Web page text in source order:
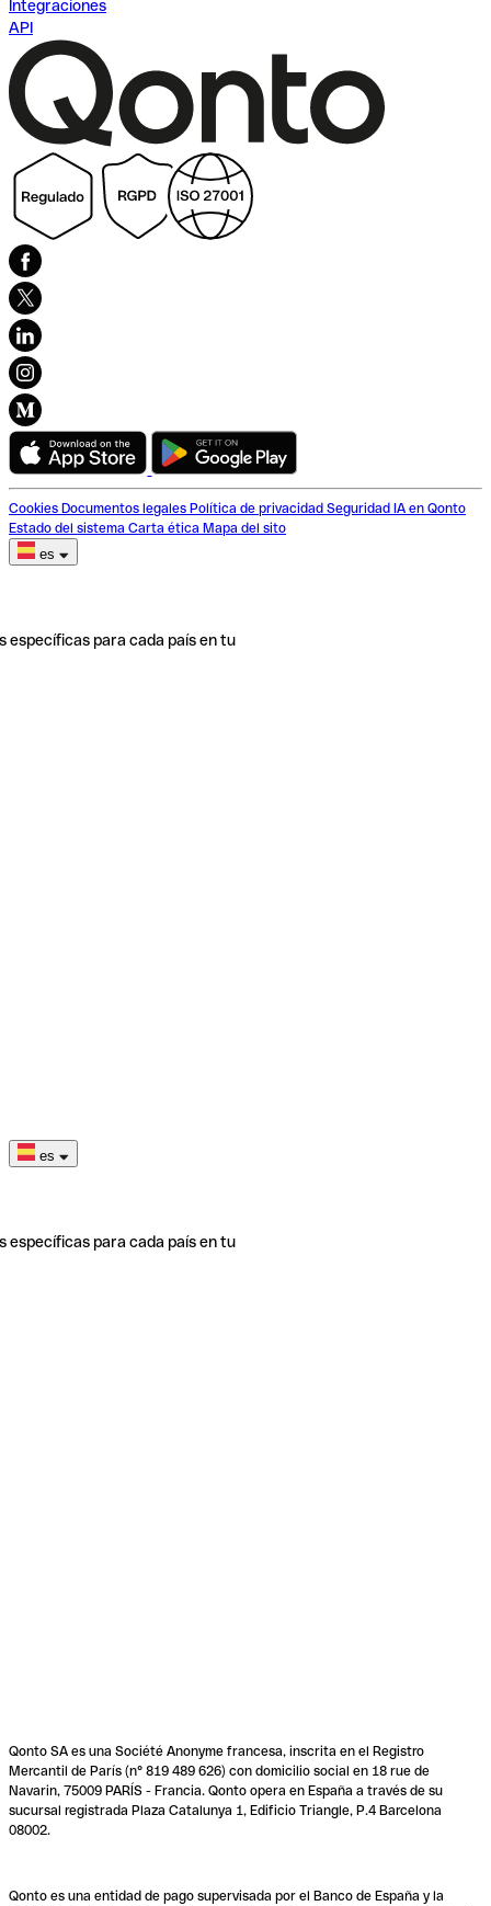
Integraciones
API
Cookies Documentos legales Política de privacidad Seguridad IA en Qonto
Estado del sistema Carta ética Mapa del sito
es
específicas para cada país en tu
es
específicas para cada país en tu
Qonto SA es una Société Anonyme francesa, inscrita en el Registro
Mercantil de París (n° 819 489 626) con domicilio social en 18 rue de
Navarin, 75009 PARÍS - Francia. Qonto opera en España a través de su
sucursal registrada Plaza Catalunya 1, Edificio Triangle, P.4 Barcelona
08002.
Qonto es una entidad de pago supervisada por el Banco de España y la